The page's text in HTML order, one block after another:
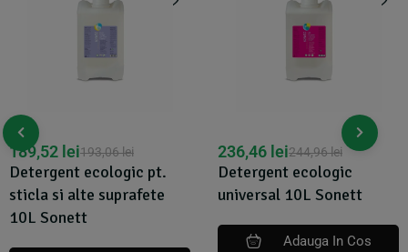
Detergent ecologic pt.
sticla si alte suprafete
10L Sonett
193,06lei
189,52 lei
Detergent ecologic
universal 10L Sonett
244,96lei
236,46 lei
Adauga In Cos